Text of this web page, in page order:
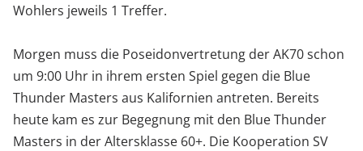
Wohlers jeweils 1 Treffer.
Morgen muss die Poseidonvertretung der AK70 schon
um 9:00 Uhr in ihrem ersten Spiel gegen die Blue
Thunder Masters aus Kalifornien antreten. Bereits
heute kam es zur Begegnung mit den Blue Thunder
Masters in der Altersklasse 60+. Die Kooperation SV